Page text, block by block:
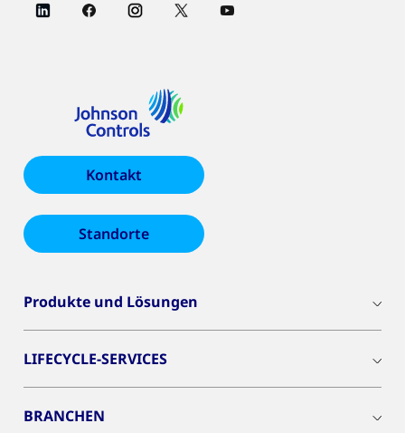
Kontakt
Standorte
Produkte und Lösungen
LIFECYCLE-SERVICES
BRANCHEN